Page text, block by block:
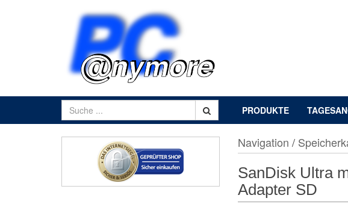
PRODUKTE
Navigation /
SanDisk Ultra
Adapter SD